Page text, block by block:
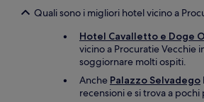
Quali sono i migliori hotel vicino a
Hotel Cavalletto e Doge
vicino a Procuratie Vecchie
soggiornare molti ospiti.
Anche Palazzo Selvadego
recensioni e si trova a pochi